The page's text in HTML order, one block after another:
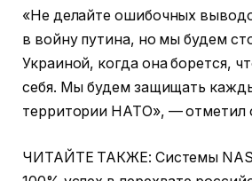
«Не делайте ошибочных
в войну путина, но мы будем
Украиной, когда она борется,
себя. Мы будем защищать
территории НАТО», — отметил
ЧИТАЙТЕ ТАКЖЕ: Системы